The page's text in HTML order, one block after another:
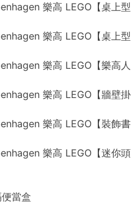
樂高 LEGO【桌上型
樂高 LEGO【桌上型
樂高 LEGO【樂高人
樂高 LEGO【牆壁掛
樂高 LEGO【裝飾書
樂高 LEGO【迷你頭
當盒